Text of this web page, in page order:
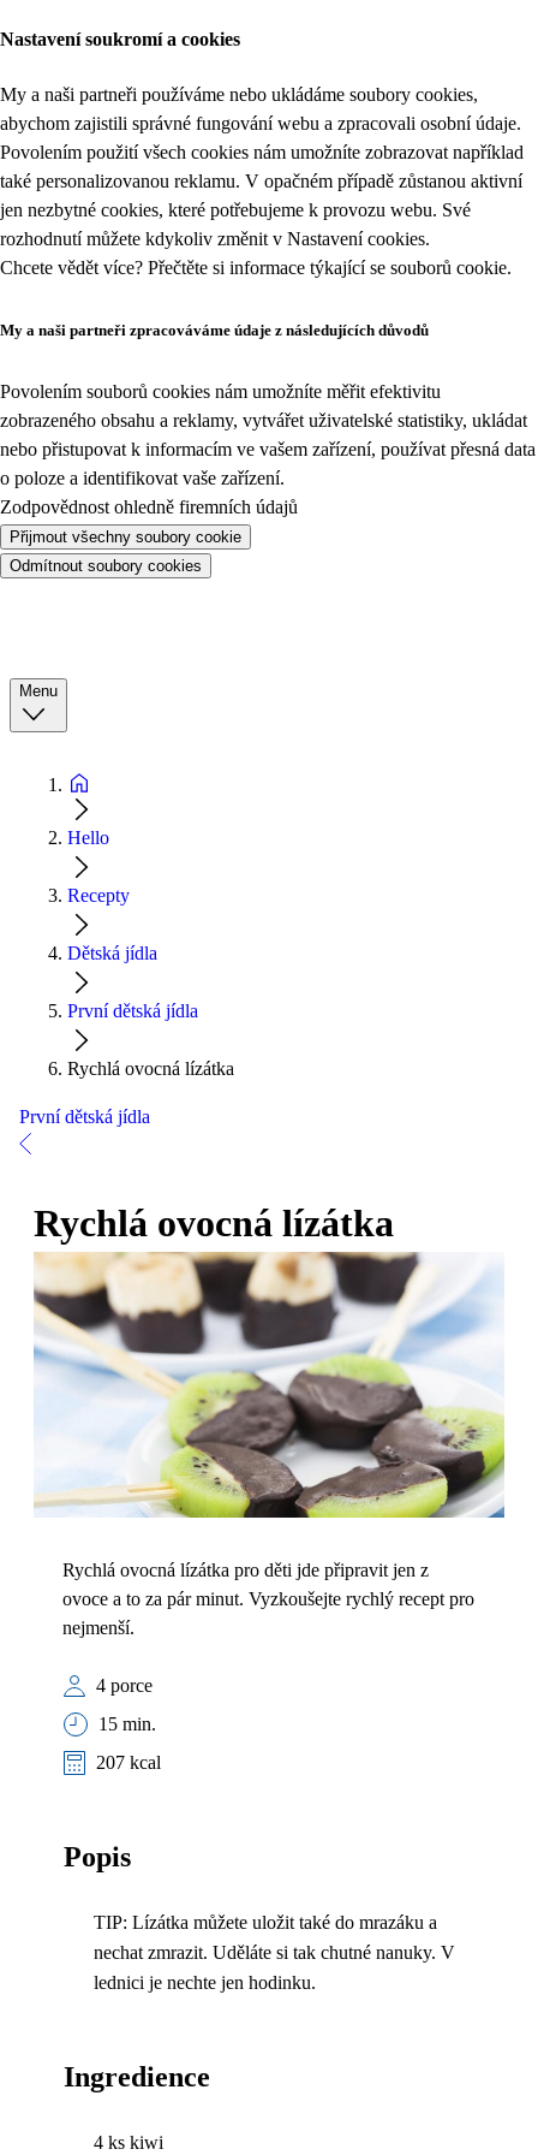
Nastavení soukromí a cookies
My a naši partneři používáme nebo ukládáme soubory cookies,
abychom zajistili správné fungování webu a zpracovali osobní údaje.
Povolením použití všech cookies nám umožníte zobrazovat například
také personalizovanou reklamu. V opačném případě zůstanou aktivní
jen nezbytné cookies, které potřebujeme k provozu webu. Své
rozhodnutí můžete kdykoliv změnit v Nastavení cookies.
Chcete vědět více? Přečtěte si informace týkající se souborů cookie.
My a naši partneři zpracováváme údaje z následujících důvodů
Povolením souborů cookies nám umožníte měřit efektivitu
zobrazeného obsahu a reklamy, vytvářet uživatelské statistiky, ukládat
nebo přistupovat k informacím ve vašem zařízení, používat přesná data
o poloze a identifikovat vaše zařízení.
Zodpovědnost ohledně firemních údajů
Přijmout všechny soubory cookie
Odmítnout soubory cookies
Menu
Hello
Recepty
Dětská jídla
První dětská jídla
Rychlá ovocná lízátka
První dětská jídla
Rychlá ovocná lízátka
Rychlá ovocná lízátka pro děti jde připravit jen z
ovoce a to za pár minut. Vyzkoušejte rychlý recept pro
nejmenší.
4 porce
15 min.
207 kcal
Popis
TIP: Lízátka můžete uložit také do mrazáku a
nechat zmrazit. Uděláte si tak chutné nanuky. V
lednici je nechte jen hodinku.
Ingredience
4 ks kiwi